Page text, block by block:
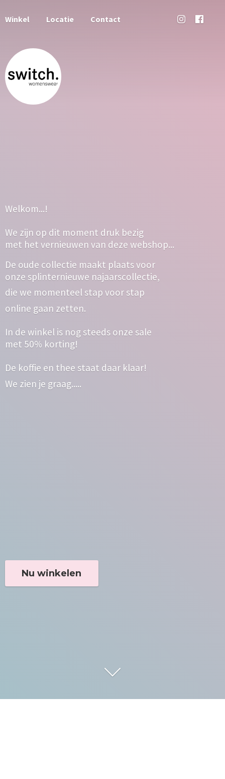
Winkel Locatie Contact
Welkom...!
We zijn op dit moment druk bezig
met het vernieuwen van deze webshop...
De oude collectie maakt plaats voor
onze splinternieuwe najaarscollectie,
die we momenteel stap voor stap
online gaan zetten.
In de winkel is nog steeds onze sale
met 50% korting!
De koffie en thee staat daar klaar!
We zien je graag.....
Nu winkelen